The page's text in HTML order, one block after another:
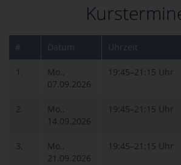
# Datum Uhrzeit
1.
Mo.,
07.09.2026
19:45–21:15 Uhr
2.
Mo.,
14.09.2026
19:45–21:15 Uhr
3.
Mo.,
21.09.2026
19:45–21:15 Uhr